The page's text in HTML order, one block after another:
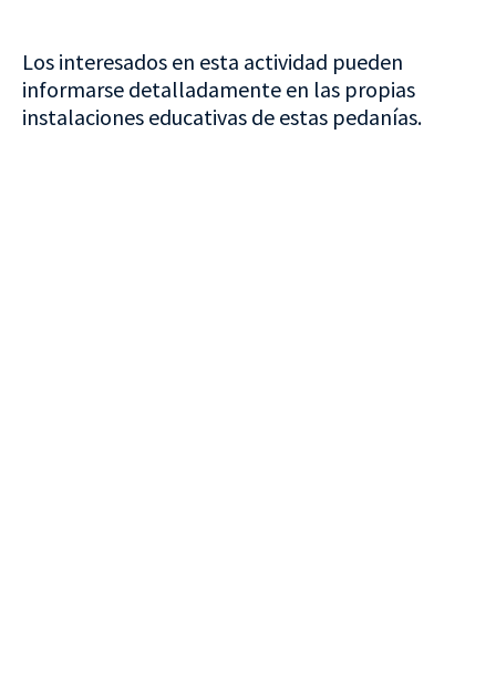
Los interesados en esta actividad pueden
informarse detalladamente en las propias
instalaciones educativas de estas pedanías.